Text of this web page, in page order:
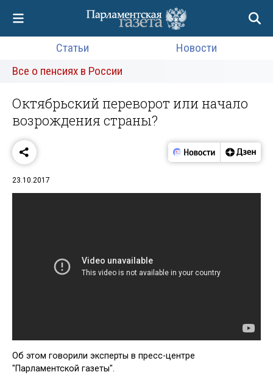
Статьи
Новости
Все о пенсиях в России
Октябрьский переворот или начало
возрождения страны?
23.10.2017
Об этом говорили эксперты в пресс-центре
"Парламентской газеты".